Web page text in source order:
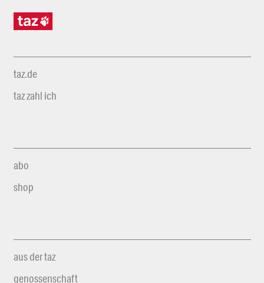
taz.de
taz zahl ich
abo
shop
aus der taz
genossenschaft